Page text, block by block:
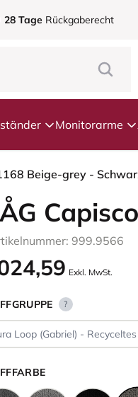
28 Tage Rückgaberecht
Monitorarme
999.9566
Exkl. MwSt.
?